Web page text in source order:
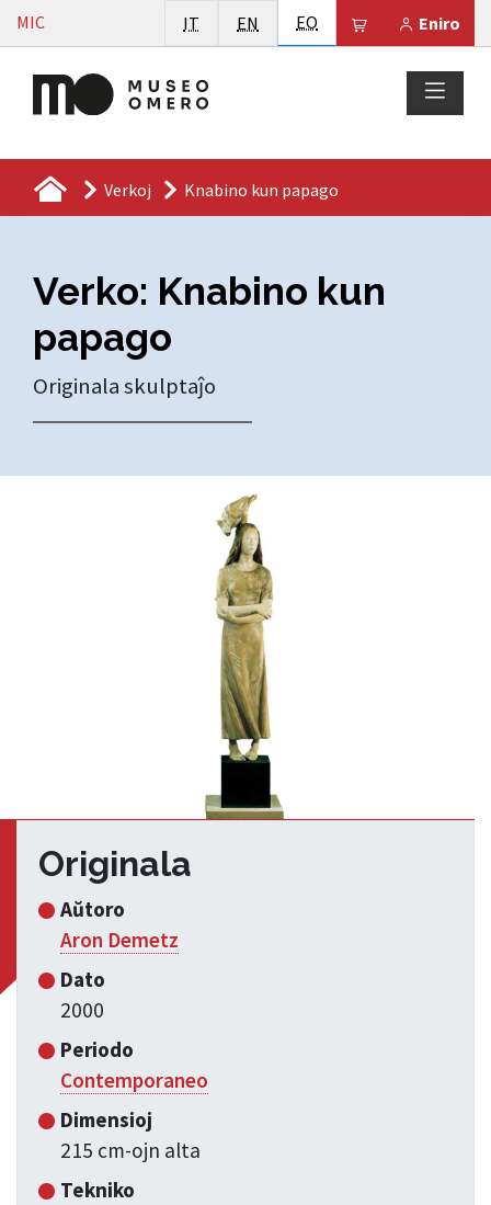
Vai al contenuto
MIC Eniro
Il tuo carrello
IT Italiano
EN English
EO Esperanto
Verkoj Knabino kun papago
Verko: Knabino kun
papago
Originala skulptaĵo
Originala
Aŭtoro
Aron Demetz
Dato
2000
Periodo
Contemporaneo
Dimensioj
215 cm-ojn alta
Tekniko